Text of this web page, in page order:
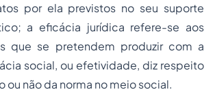
por ela previstos no seu suporte
a eficácia jurídica refere-se aos
que se pretendem produzir com a
social, ou efetividade, diz respeito
ou não da norma no meio social.